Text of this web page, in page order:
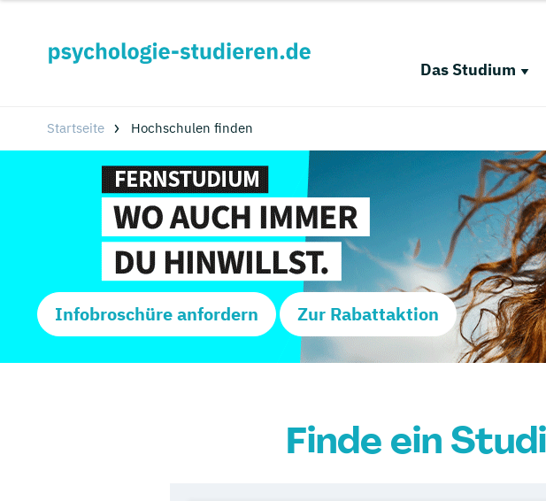
Das Studium
Startseite Hochschulen finden
Infobroschüre anfordern Zur Rabattaktion
Finde ein